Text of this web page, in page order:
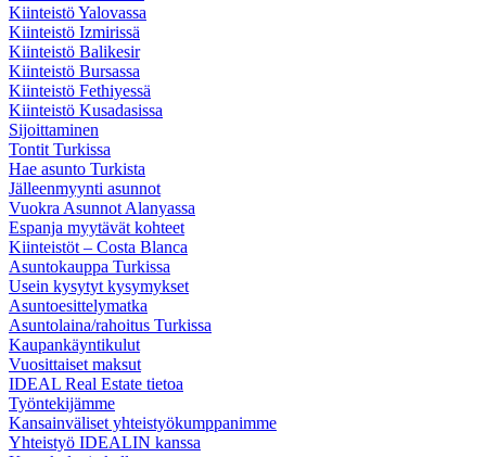
Kiinteistö Yalovassa
Kiinteistö Izmirissä
Kiinteistö Balikesir
Kiinteistö Bursassa
Kiinteistö Fethiyessä
Kiinteistö Kusadasissa
Sijoittaminen
Tontit Turkissa
Hae asunto Turkista
Jälleenmyynti asunnot
Vuokra Asunnot Alanyassa
Espanja myytävät kohteet
Kiinteistöt – Costa Blanca
Asuntokauppa Turkissa
Usein kysytyt kysymykset
Asuntoesittelymatka
Asuntolaina/rahoitus Turkissa
Kaupankäyntikulut
Vuosittaiset maksut
IDEAL Real Estate tietoa
Työntekijämme
Kansainväliset yhteistyökumppanimme
Yhteistyö IDEALIN kanssa